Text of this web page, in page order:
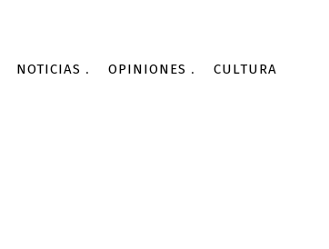
NOTICIAS OPINIONES CULTURA